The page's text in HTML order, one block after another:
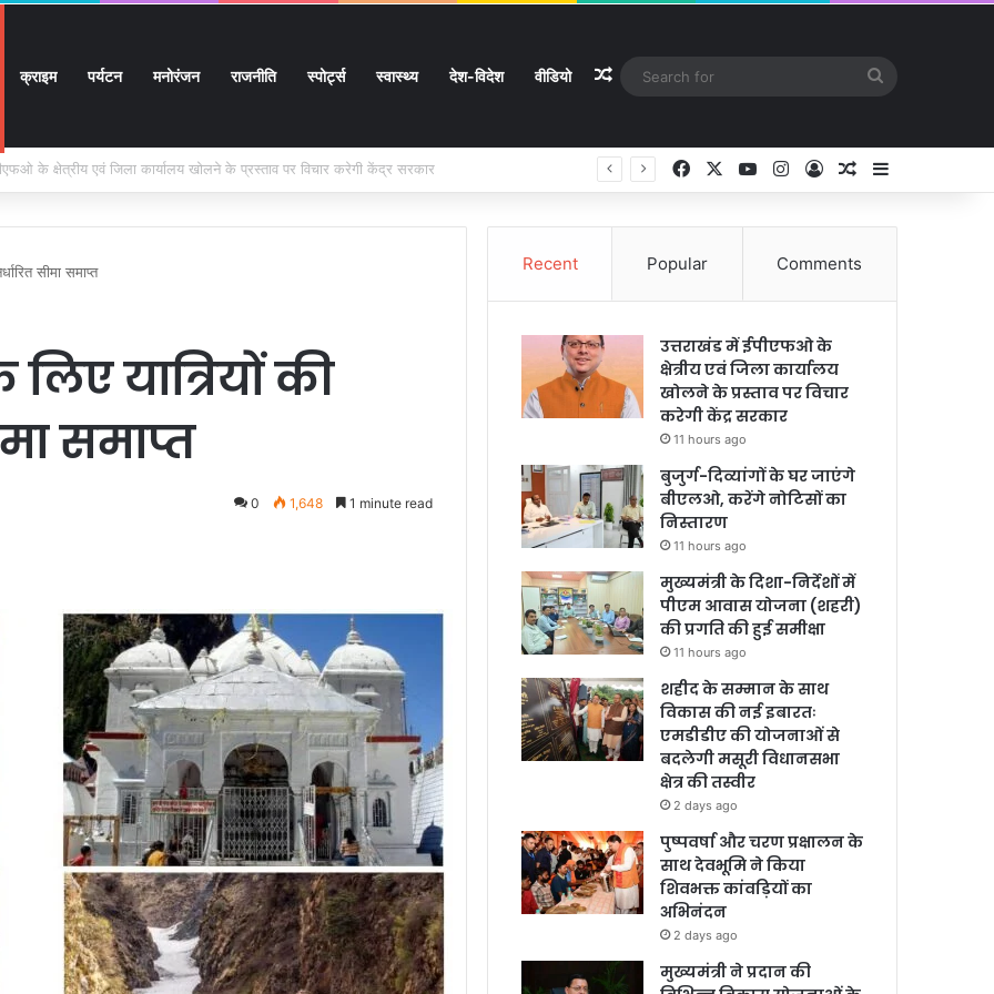
क्राइम पर्यटन मनोरंजन राजनीति स्पोर्ट्स स्वास्थ्य देश-विदेश वीडियो Random Article
के घर जाएंगे बीएलओ, करेंगे नोटिसों का निस्तारण Facebook YouTubeInstagram
Log InRandom Article
सीमा समाप्त
यात्रियों की
समाप्त
0 1,648 1 minute read
Recent Popular Comments
उत्तराखंड में ईपीएफओ के
क्षेत्रीय एवं जिला कार्यालय
खोलने के प्रस्ताव पर विचार
करेगी केंद्र सरकार
11 hours ago
बुजुर्ग-दिव्यांगों के घर जाएंगे
बीएलओ, करेंगे नोटिसों का
निस्तारण
11 hours ago
मुख्यमंत्री के दिशा-निर्देशों में
पीएम आवास योजना (शहरी)
की प्रगति की हुई समीक्षा
11 hours ago
शहीद के सम्मान के साथ
विकास की नई इबारतः
एमडीडीए की योजनाओं से
बदलेगी मसूरी विधानसभा
क्षेत्र की तस्वीर
2 days ago
पुष्पवर्षा और चरण प्रक्षालन के
साथ देवभूमि ने किया
शिवभक्त कांवड़ियों का
अभिनंदन
2 days ago
मुख्यमंत्री ने प्रदान की